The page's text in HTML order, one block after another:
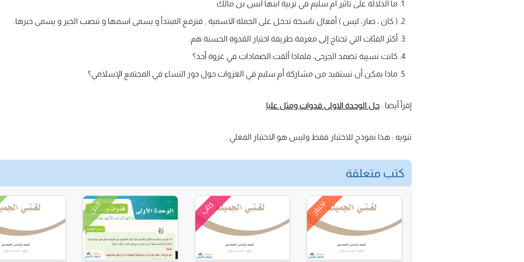
ما الدلالة على تأثير أم سليم في تربية ابنها أنس بن مالك
( كان ، صار، ليس ) أفعال ناسخة تدخل على الجملة الاسمية , فترفع المبتدأ و يسمى اسمها و تنصب الخبر و يسمى خبرها.
أكثر الفئات التي تحتاج إلى معرفة طريقة اختيار القدوة الحسنة هم.
كانت نسيبة تضمد الجرحى، فلماذا ألقت الضمادات في غزوة أحد؟
ماذا يمكن أن نستفيد من مشاركة أم سليم في الغزوات حول دور النساء في المجتمع الإسلامي؟
إقرأ أيضا :حل الوحدة الاولى قدوات ومثل عليا
تنويه : هذا نموذج للاختبار فقط وليس هو الاختبار الفعلي .
كتب متعلقة
اختبار كتاب الحل